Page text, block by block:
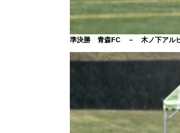
準決勝 青森FC － 木ノ下アル